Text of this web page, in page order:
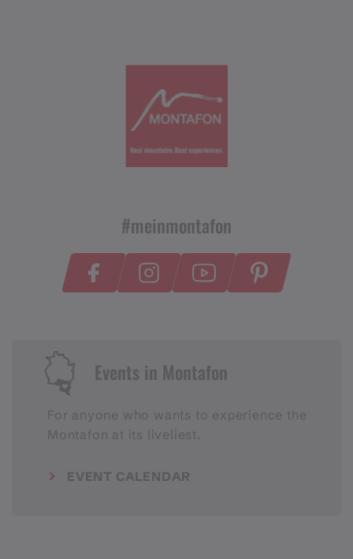
#meinmontafon
Events in Montafon
For anyone who wants to experience the
Montafon at its liveliest.
EVENT CALENDAR